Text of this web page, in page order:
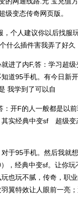
级变态传奇网页版。
个人建议你以后找服
什么插件害我弄了好久
进了内F,答：学习超
道95手机。有今日新
我学到了可以自
开F的人一般都是以
实经典中变sf 超级变
于95手机。然后我就
，经典中变sf。让你
也玩不腻，传奇，职
翼特效让人眼前一亮